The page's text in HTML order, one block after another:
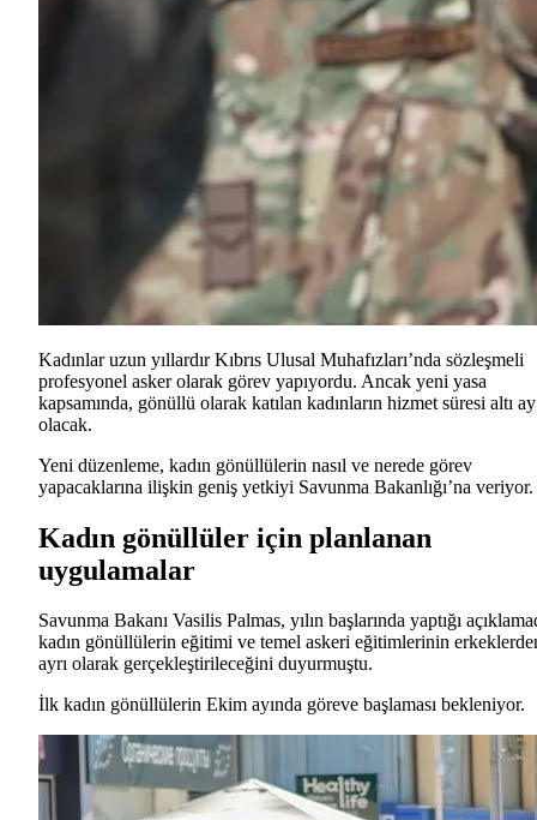
Kadınlar uzun yıllardır Kıbrıs Ulusal Muhafızları’nda sözleşmeli
profesyonel asker olarak görev yapıyordu. Ancak yeni yasa
kapsamında, gönüllü olarak katılan kadınların hizmet süresi altı ay
olacak.
Yeni düzenleme, kadın gönüllülerin nasıl ve nerede görev
yapacaklarına ilişkin geniş yetkiyi Savunma Bakanlığı’na veriyor.
Kadın gönüllüler için planlanan
uygulamalar
Savunma Bakanı Vasilis Palmas, yılın başlarında yaptığı
kadın gönüllülerin eğitimi ve temel askeri eğitimlerinin
ayrı olarak gerçekleştirileceğini duyurmuştu.
İlk kadın gönüllülerin Ekim ayında göreve başlaması bekleniyor.